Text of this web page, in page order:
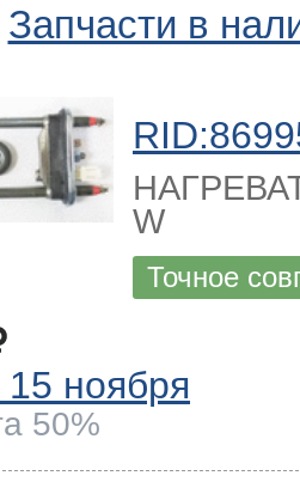
Запчасти в
W
Точное
15 ноября
50%